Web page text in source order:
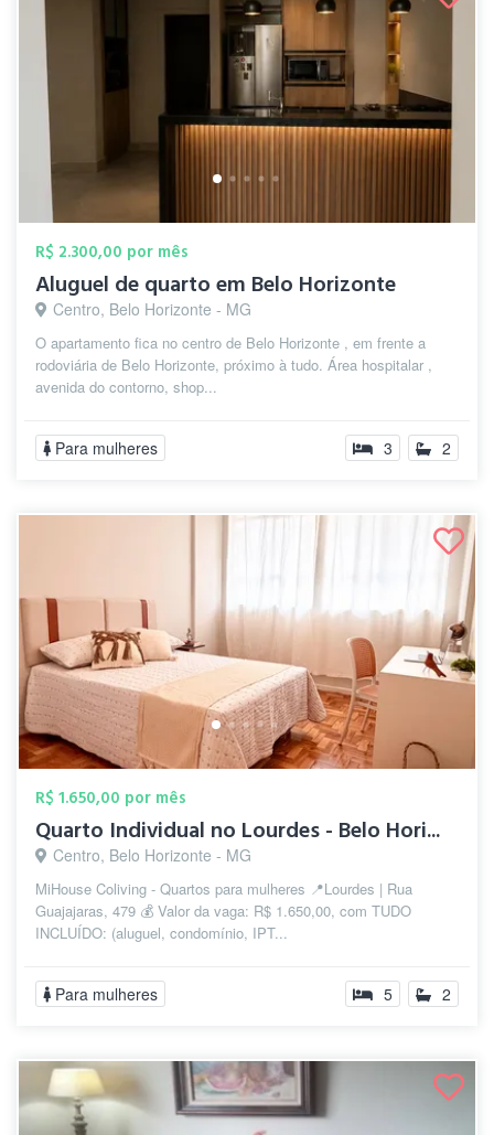
R$ 2.300,00 por mês
Aluguel de quarto em Belo Horizonte
Centro, Belo Horizonte - MG
O apartamento fica no centro de Belo Horizonte , em frente a
rodoviária de Belo Horizonte, próximo à tudo. Área hospitalar ,
avenida do contorno, shop...
Para mulheres 3 2
R$ 1.650,00 por mês
Quarto Individual no Lourdes - Belo Hori...
Centro, Belo Horizonte - MG
MiHouse Coliving - Quartos para mulheres 📍Lourdes | Rua
Guajajaras, 479 💰 Valor da vaga: R$ 1.650,00, com TUDO
INCLUÍDO: (aluguel, condomínio, IPT...
Para mulheres 5 2